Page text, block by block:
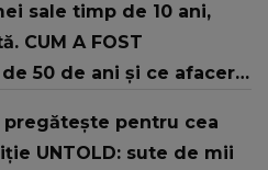
sale timp de 10 ani,
CUM A FOST
de 50 de ani și ce afacere
pregătește pentru cea
UNTOLD: sute de mii